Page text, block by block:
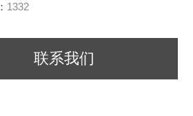
1332
联系我们